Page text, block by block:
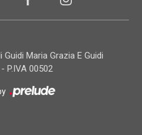
Maria Grazia E Guidi
P.IVA 00502